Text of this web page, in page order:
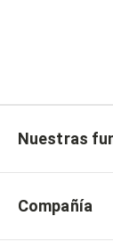
Nuestras
Compañía